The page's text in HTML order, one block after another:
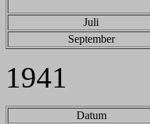
Juli
September
1941
Datum